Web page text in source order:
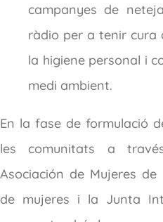
campanyes de
ràdio per a tenir cura
la higiene personal i
medi ambient.
En la fase de formulació
les comunitats a
Asociación de Mujeres de
de mujeres i la Junta